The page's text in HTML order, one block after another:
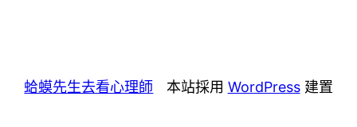
蛤蟆先生去看心理師 本站採用 WordPress建置